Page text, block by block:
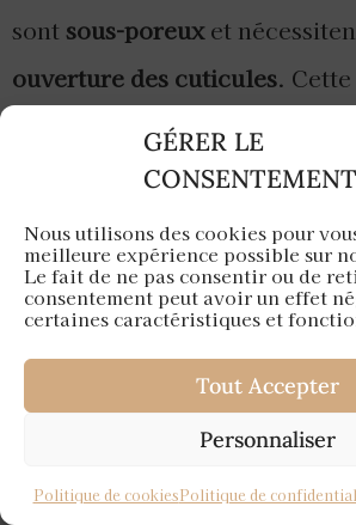
GÉRER LE
CONSENTEMENT
Nous utilisons des cookies pour
meilleure expérience possible sur
Le fait de ne pas consentir ou de
consentement peut avoir un effet
certaines caractéristiques et
Tout Accepter
Personnaliser
Politique de cookiesPolitique de
sont sous-poreuxet
ouverture des cuticules. Cette
vousévite des
Pour lescheveux sur-poreux(
aprèslissage intensif),
œuf entieravec
soupe d’huile de coco liquéfiée
gouttesd’huile essentielle de